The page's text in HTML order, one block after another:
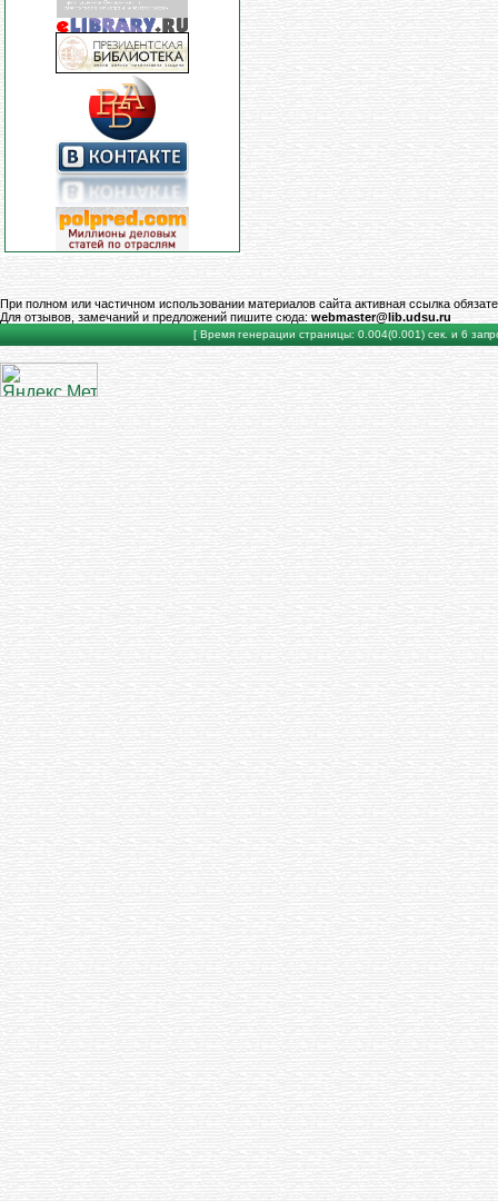
При полном или частичном использовании материалов сайта активная ссылка
Для отзывов, замечаний и предложений пишите сюда: webmaster@lib.udsu.ru
[ Время генерации страницы: 0.004(0.001) сек. и 6